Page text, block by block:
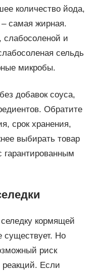
количество йода,
самая жирная.
и
сельдь
микробы.
добавок соуса,
Обратите
срок хранения,
выбирать товар
гарантированным
кормящей
существует. Но
риск
реакций. Если